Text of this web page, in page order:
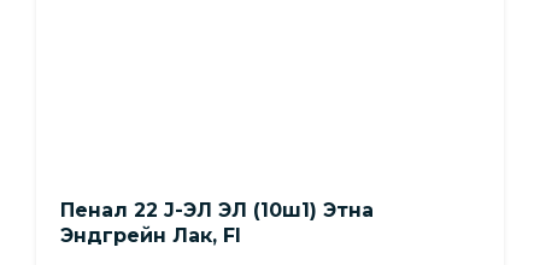
Пенал 22 J-ЭЛ ЭЛ (10ш1) Этна
Эндгрейн Лак, FI